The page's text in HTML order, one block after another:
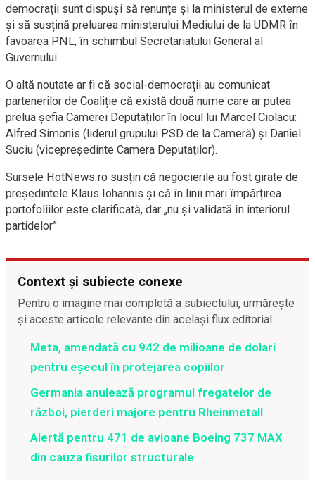
democrații sunt dispuși să renunțe și la ministerul de externe
și să susțină preluarea ministerului Mediului de la UDMR în
favoarea PNL, în schimbul Secretariatului General al
Guvernului.
O altă noutate ar fi că social-democrații au comunicat
partenerilor de Coaliție că există două nume care ar putea
prelua șefia Camerei Deputaților în locul lui Marcel Ciolacu:
Alfred Simonis (liderul grupului PSD de la Cameră) și Daniel
Suciu (vicepreședinte Camera Deputaților).
Sursele HotNews.ro susțin că negocierile au fost girate de
președintele Klaus Iohannis și că în linii mari împărțirea
portofoliilor este clarificată, dar „nu și validată în interiorul
partidelor”
Context și subiecte conexe
Pentru o imagine mai completă a subiectului, urmărește
și aceste articole relevante din același flux editorial.
Meta, amendată cu 942 de milioane de dolari
pentru eșecul în protejarea copiilor
Germania anulează programul fregatelor de
război, pierderi majore pentru Rheinmetall
Alertă pentru 471 de avioane Boeing 737 MAX
din cauza fisurilor structurale